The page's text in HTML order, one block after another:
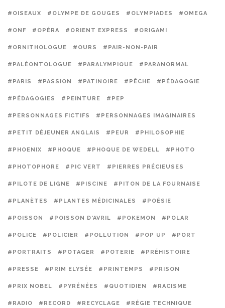
#OISEAUX #OLYMPE DE GOUGES #OLYMPIADES #OMEGA
#ONF #OPÉRA #ORIENT EXPRESS #ORIGAMI
#ORNITHOLOGUE #OURS #PAIR-NON-PAIR
#PALÉONTOLOGUE #PARALYMPIQUE #PARANORMAL
#PARIS #PASSION #PATINOIRE #PÊCHE #PÉDAGOGIE
#PÉDAGOGIES #PEINTURE #PEP
#PERSONNAGES FICTIFS #PERSONNAGES IMAGINAIRES
#PETIT DÉJEUNER ANGLAIS #PEUR #PHILOSOPHIE
#PHOENIX #PHOQUE #PHOQUE DE WEDELL #PHOTO
#PHOTOPHORE #PIC VERT #PIERRES PRÉCIEUSES
#PILOTE DE LIGNE #PISCINE #PITON DE LA FOURNAISE
#PLANÈTES #PLANTES MÉDICINALES #POÉSIE
#POISSON #POISSON D'AVRIL #POKEMON #POLAR
#POLICE #POLICIER #POLLUTION #POP UP #PORT
#PORTRAITS #POTAGER #POTERIE #PRÉHISTOIRE
#PRESSE #PRIM ELYSÉE #PRINTEMPS #PRISON
#PRIX NOBEL #PYRÉNÉES #QUOTIDIEN #RACISME
#RADIO #RECORD #RECYCLAGE #RÉGIE TECHNIQUE